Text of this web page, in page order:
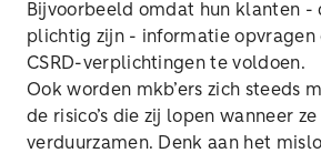
Bijvoorbeeld omdat hun klanten -
plichtig zijn - informatie opvragen
CSRD-verplichtingen te voldoen.
Ook worden mkb’ers zich steeds
de risico’s die zij lopen wanneer
verduurzamen. Denk aan het